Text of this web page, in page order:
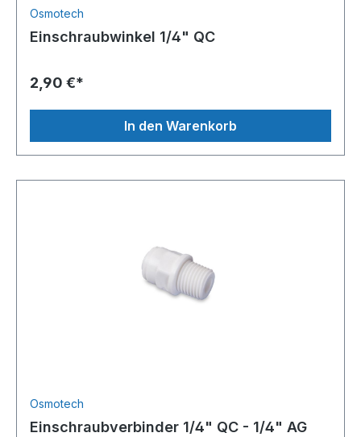
Osmotech
Einschraubwinkel 1/4" QC
2,90 €*
In den Warenkorb
Osmotech
Einschraubverbinder 1/4" QC - 1/4" AG